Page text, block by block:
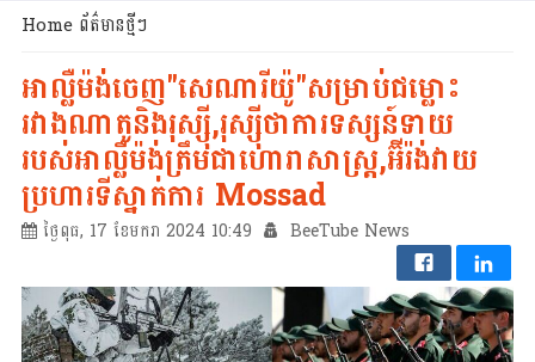
Home ព័ត៌មានថ្មីៗ
អាល្លឺម៉ង់ចេញ"សេណារីយ៉ូ"សម្រាប់ជម្លោះ
រវាងណាតូនិងរុស្ស៊ី,រុស្ស៊ីថាការទស្សន៍ទាយ
របស់អាល្លឺម៉ង់ត្រឹមជាហោរាសាស្រ្ត,អ៊ីរ៉ង់វាយ
ប្រហារទីស្នាក់ការ Mossad
ថ្ងៃពុធ, 17 ខែមករា 2024 10:49 BeeTube News